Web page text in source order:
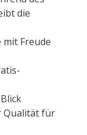
die
Freude
Qualität für